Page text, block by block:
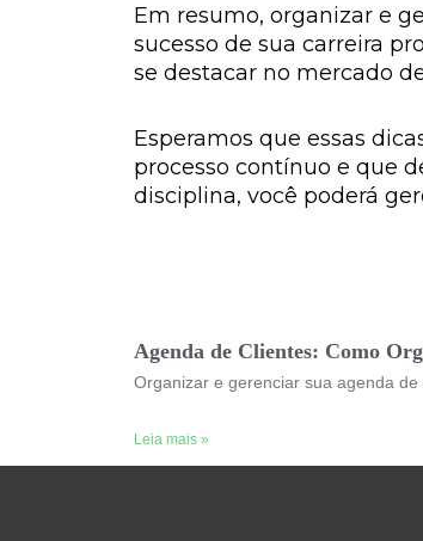
Em resumo, organizar e
sucesso de sua carreira
se destacar no mercado
Esperamos que essas
processo contínuo e que
disciplina, você poderá
Agenda de Clientes: Como
Organizar e gerenciar sua agenda
Leia mais »